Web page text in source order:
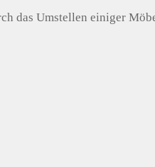
das Umstellen einiger